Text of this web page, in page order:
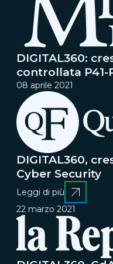
DIGITAL360:
controllata
08 aprile 2021
DIGITAL360,
Cyber Security
Leggi di più
22 marzo 2021